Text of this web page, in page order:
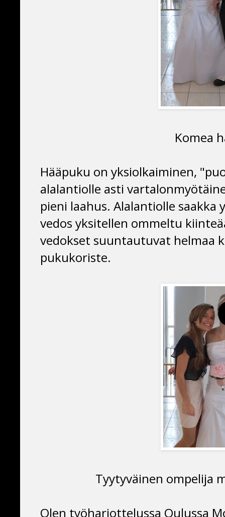
Komea
Hääpuku on yksiolkaiminen,
alalantiolle asti
pieni laahus. Alalantiolle saakka
vedos yksitellen ommeltu
vedokset suuntautuvat helmaa
pukukoriste.
Tyytyväinen ompelija
Olen työharjottelussa Oulussa